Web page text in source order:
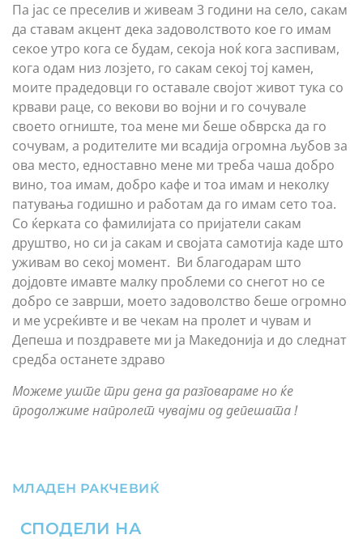
Па јас се преселив и живеам 3 години на село, сакам
да ставам акцент дека задоволството кое го имам
секое утро кога се будам, секоја ноќ кога заспивам,
кога одам низ лозјето, го сакам секој тој камен,
моите прадедовци го оставале својот живот тука со
крвави раце, со векови во војни и го сочувале
своето огниште, тоа мене ми беше обврска да го
сочувам, а родителите ми всадија огромна љубов за
ова место, едноставно мене ми треба чаша добро
вино, тоа имам, добро кафе и тоа имам и неколку
патувања годишно и работам да го имам сето тоа.
Со ќерката со фамилијата со пријатели сакам
друштво, но си ја сакам и својата самотија каде што
уживам во секој момент. Ви благодарам што
дојдовте имавте малку проблеми со снегот но се
добро се заврши, моето задоволство беше огромно
и ме усреќивте и ве чекам на пролет и чувам и
Депеша и поздравете ми ја Македонија и до следнат
средба останете здраво
Можеме уште три дена да разговараме но ќе
продолжиме напролет чувајми од депешата !
МЛАДЕН РАКЧЕВИЌ
СПОДЕЛИ НА